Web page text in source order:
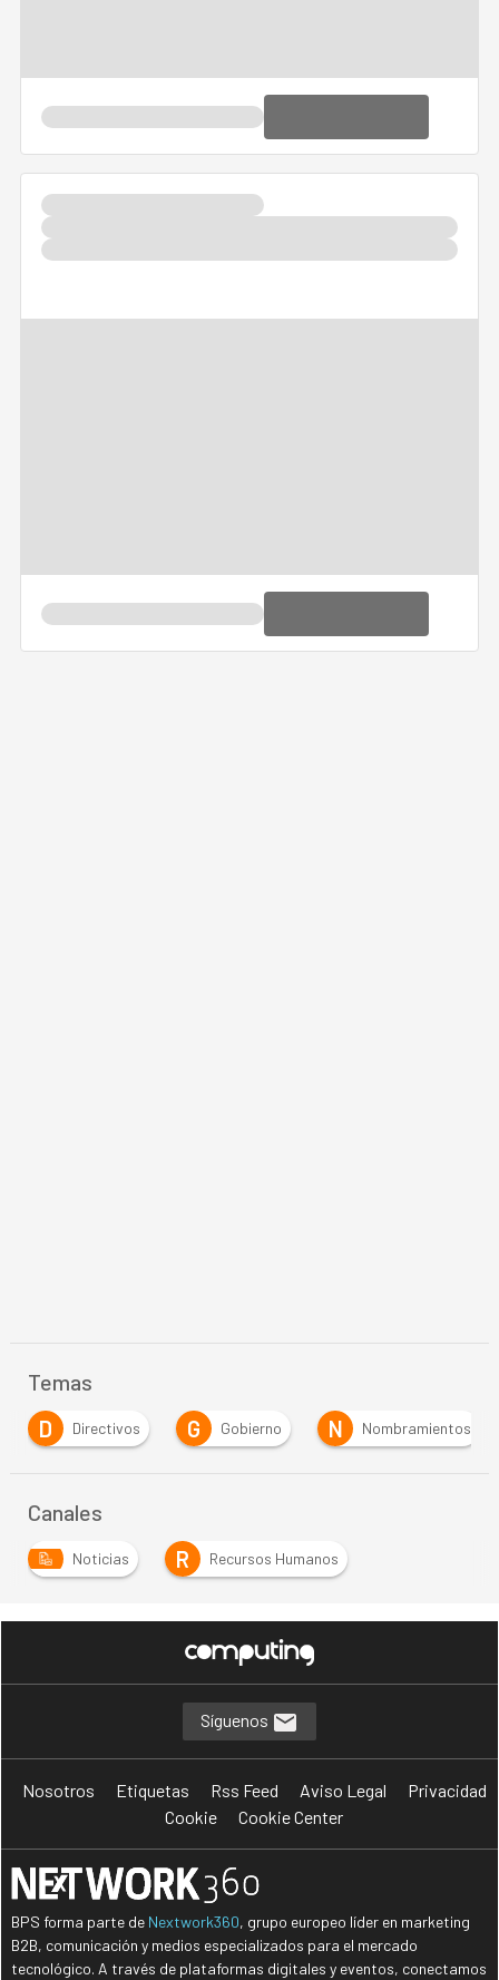
Temas
D
Directivos G Gobierno N Nombramientos
Canales
Noticias R Recursos Humanos
Síguenos
Nosotros Etiquetas Rss Feed Aviso Legal
Privacidad
Cookie
Cookie Center
BPS forma parte de Nextwork360, grupo europeo líder en marketing
B2B, comunicación y medios especializados para el mercado
tecnológico. A través de plataformas digitales y eventos, conectamos